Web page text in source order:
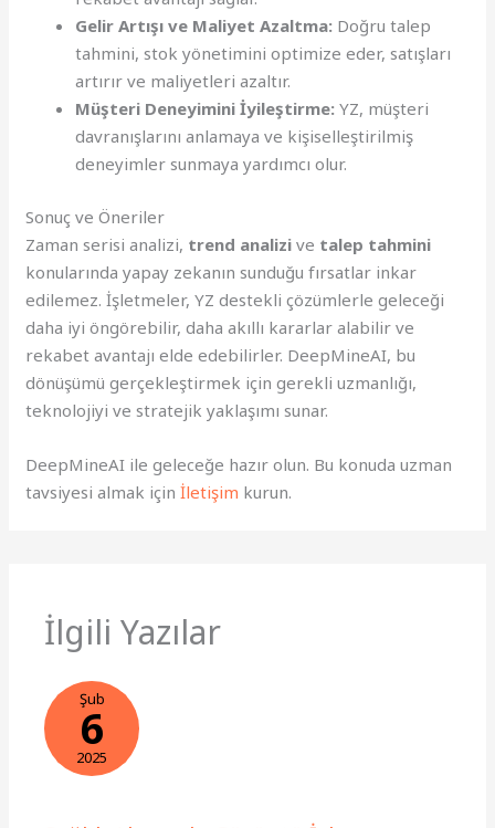
Gelir Artışı ve Maliyet Azaltma: Doğru talep
tahmini, stok yönetimini optimize eder, satışları
artırır ve maliyetleri azaltır.
Müşteri Deneyimini İyileştirme: YZ, müşteri
davranışlarını anlamaya ve kişiselleştirilmiş
deneyimler sunmaya yardımcı olur.
Sonuç ve Öneriler
Zaman serisi analizi, trend analizi ve talep tahmini
konularında yapay zekanın sunduğu fırsatlar inkar
edilemez. İşletmeler, YZ destekli çözümlerle geleceği
daha iyi öngörebilir, daha akıllı kararlar alabilir ve
rekabet avantajı elde edebilirler. DeepMineAI, bu
dönüşümü gerçekleştirmek için gerekli uzmanlığı,
teknolojiyi ve stratejik yaklaşımı sunar.
DeepMineAI ile geleceğe hazır olun. Bu konuda uzman
tavsiyesi almak içinİletişim kurun.
İlgili Yazılar
Şub
6
2025